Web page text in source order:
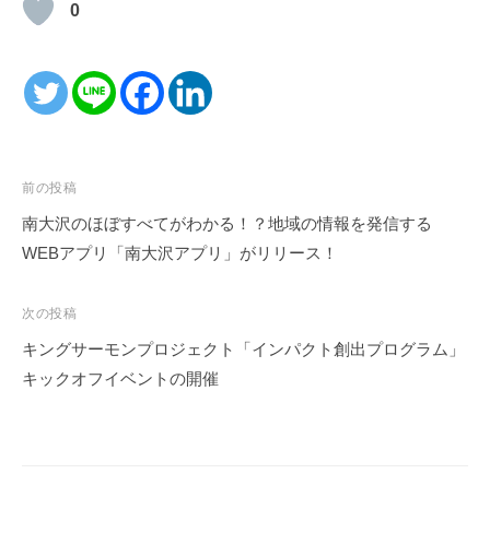
0
投
稿
ナ
ゲ
ー
シ
前の投稿
南大沢のほぼすべてがわかる！？地域の情報を発信する
WEBアプリ「南大沢アプリ」がリリース！
次の投稿
キングサーモンプロジェクト「インパクト創出プログラム」
キックオフイベントの開催